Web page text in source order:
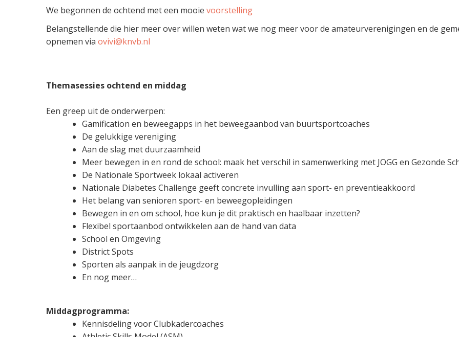
We begonnen de ochtend met een mooie voorstelling
Belangstellende die hier meer over willen weten wat we nog meer voor de amateurverenigingen en de
opnemen via ovivi@knvb.nl
Themasessies ochtend en middag
Een greep uit de onderwerpen:
Gamification en beweegapps in het beweegaanbod van buurtsportcoaches
De gelukkige vereniging
Aan de slag met duurzaamheid
Meer bewegen in en rond de school: maak het verschil in samenwerking met JOGG en Gezonde
De Nationale Sportweek lokaal activeren
Nationale Diabetes Challenge geeft concrete invulling aan sport- en preventieakkoord
Het belang van senioren sport- en beweegopleidingen
Bewegen in en om school, hoe kun je dit praktisch en haalbaar inzetten?
Flexibel sportaanbod ontwikkelen aan de hand van data
School en Omgeving
District Spots
Sporten als aanpak in de jeugdzorg
En nog meer…
Middagprogramma:
Kennisdeling voor Clubkadercoaches